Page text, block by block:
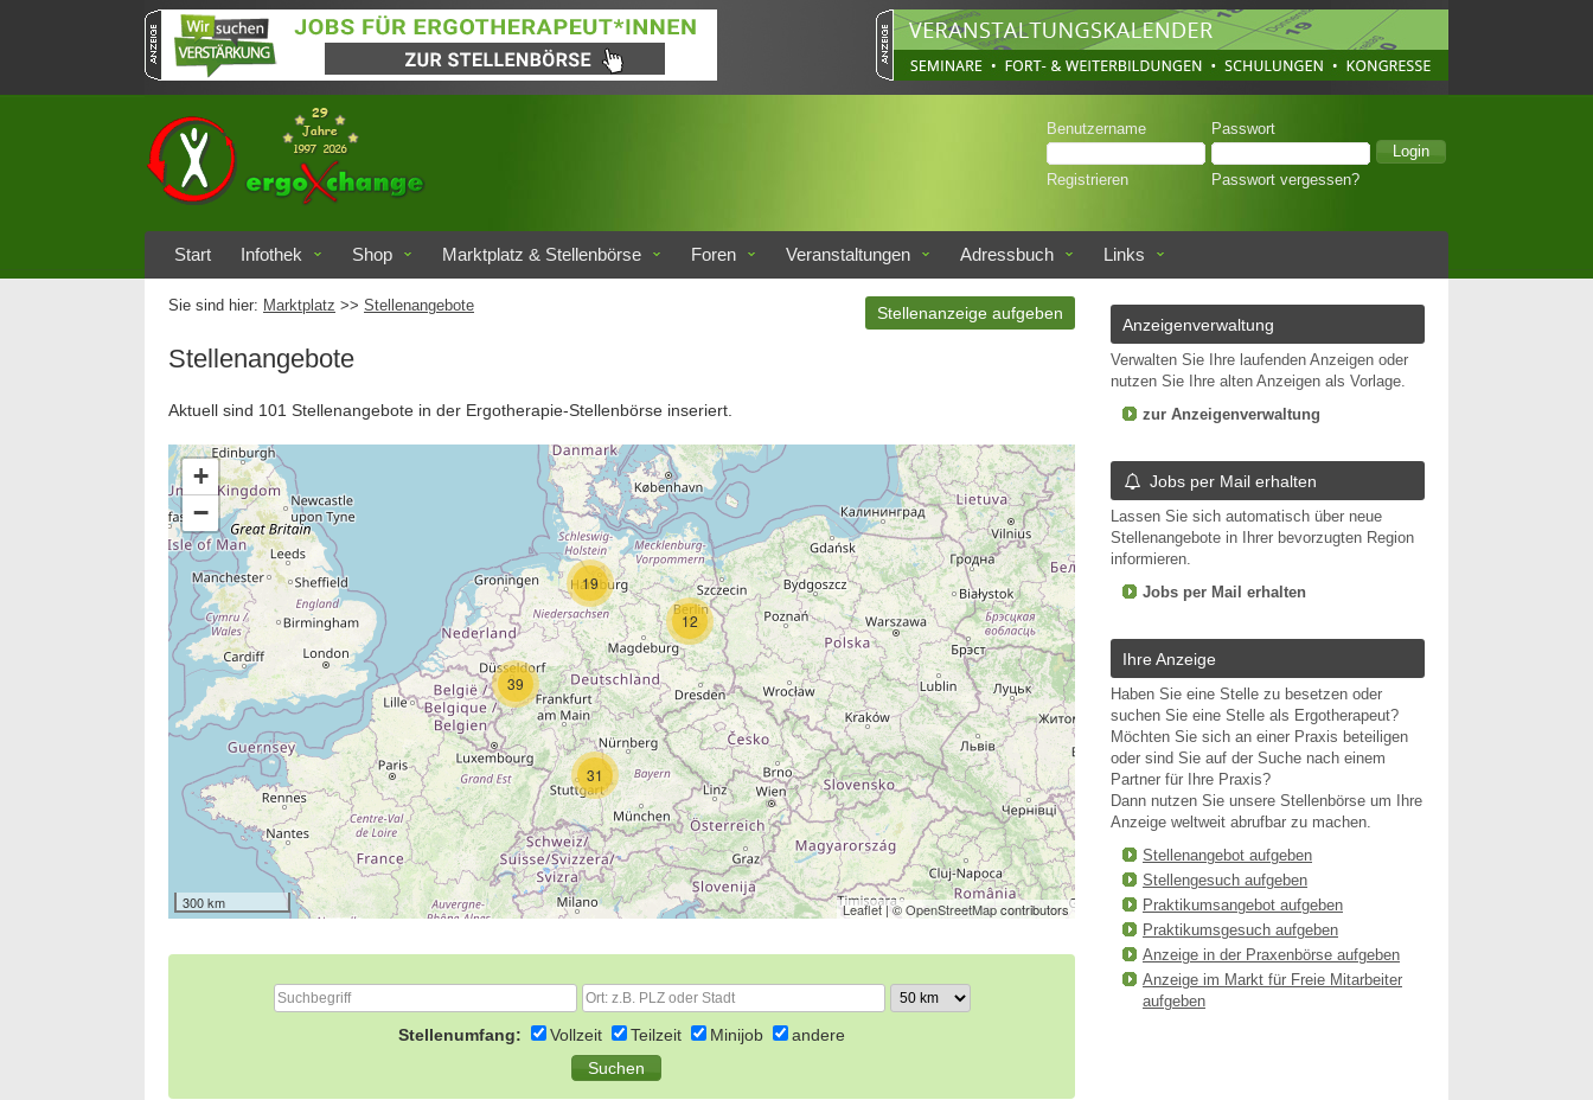
Benutzername Passwort
Registrieren Passwort vergessen?
Start Infothek Shop Marktplatz & Stellenbörse Foren Veranstaltungen Adressbuch Links
Sie sind hier: Marktplatz >> Stellenangebote Stellenanzeige aufgeben
Stellenangebote
Aktuell sind 101 Stellenangebote in der Ergotherapie-Stellenbörse inseriert.
19
12
31
39
+
−
300 km Leaflet| ©OpenStreetMapcontributors
Stellenumfang: Vollzeit Teilzeit Minijob andere
Anzeigenverwaltung
Verwalten Sie Ihre laufenden Anzeigen oder
nutzen Sie Ihre alten Anzeigen als Vorlage.
zur Anzeigenverwaltung
Jobs per Mail erhalten
Lassen Sie sich automatisch über neue
Stellenangebote in Ihrer bevorzugten Region
informieren.
Jobs per Mail erhalten
Ihre Anzeige
Haben Sie eine Stelle zu besetzen oder
suchen Sie eine Stelle als Ergotherapeut?
Möchten Sie sich an einer Praxis beteiligen
oder sind Sie auf der Suche nach einem
Partner für Ihre Praxis?
Dann nutzen Sie unsere Stellenbörse um Ihre
Anzeige weltweit abrufbar zu machen.
Stellenangebot aufgeben
Stellengesuch aufgeben
Praktikumsangebot aufgeben
Praktikumsgesuch aufgeben
Anzeige in der Praxenbörse aufgeben
Anzeige im Markt für Freie Mitarbeiter
aufgeben